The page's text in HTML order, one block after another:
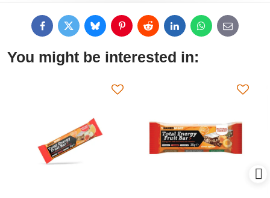
FacebookTwitterBlueskyPinterestReddit LinkedInWhatsApp
E-
mail
You might be interested in: